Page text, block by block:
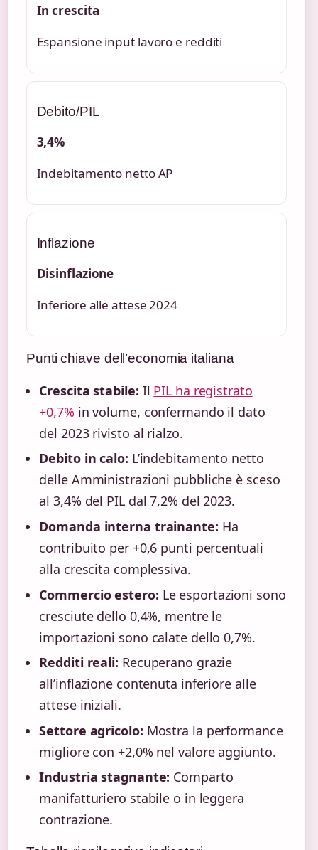
In crescita
Espansione input lavoro e redditi
Debito/PIL
3,4%
Indebitamento netto AP
Inflazione
Disinflazione
Inferiore alle attese 2024
Punti chiave dell’economia italiana
Crescita stabile: Il PIL ha registrato
+0,7% in volume, confermando il dato
del 2023 rivisto al rialzo.
Debito in calo: L’indebitamento netto
delle Amministrazioni pubbliche è sceso
al 3,4% del PIL dal 7,2% del 2023.
Domanda interna trainante: Ha
contribuito per +0,6 punti percentuali
alla crescita complessiva.
Commercio estero: Le esportazioni sono
cresciute dello 0,4%, mentre le
importazioni sono calate dello 0,7%.
Redditi reali: Recuperano grazie
all’inflazione contenuta inferiore alle
attese iniziali.
Settore agricolo: Mostra la performance
migliore con +2,0% nel valore aggiunto.
Industria stagnante: Comparto
manifatturiero stabile o in leggera
contrazione.